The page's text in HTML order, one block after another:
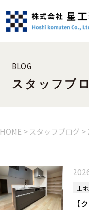
BLOG
スタッフブ
HOME > スタッフブログ >
土
【